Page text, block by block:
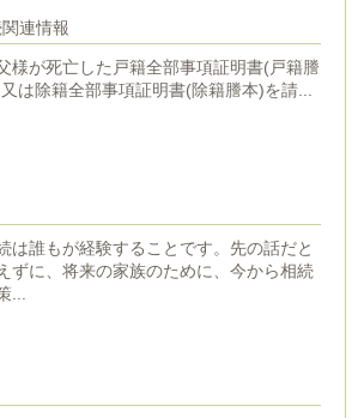
連情報
様が死亡した戸籍全部事項証明書(戸籍謄
は除籍全部事項証明書(除籍謄本)を請...
は誰もが経験することです。先の話だと
ずに、将来の家族のために、今から相続
...